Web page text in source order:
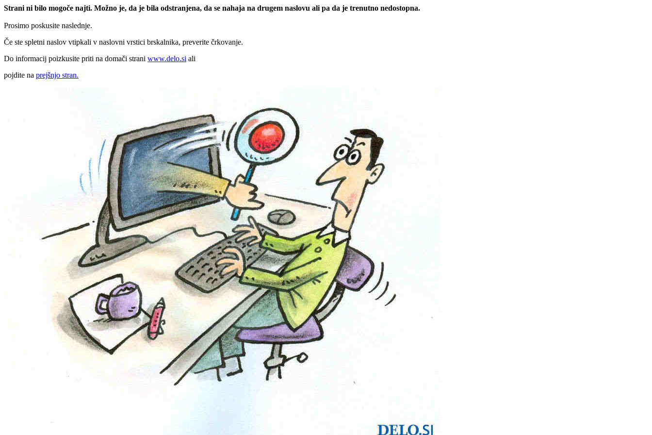
Strani ni bilo mogoče najti. Možno je, da je bila odstranjena, da se nahaja na drugem naslovu ali pa da je trenutno nedostopna.
Prosimo poskusite naslednje.
Če ste spletni naslov vtipkali v naslovni vrstici brskalnika, preverite črkovanje.
Do informacij poizkusite priti na domači strani www.delo.si ali
pojdite na prejšnjo stran.